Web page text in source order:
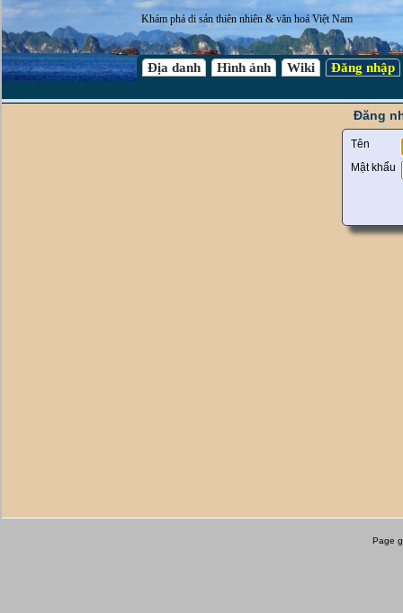
Khám phá di sản thiên nhiên & văn hoá Việt Nam
Địa danh Hình ảnh Wiki Đăng nhập
Đăng
Tên
Mật khẩu
Page